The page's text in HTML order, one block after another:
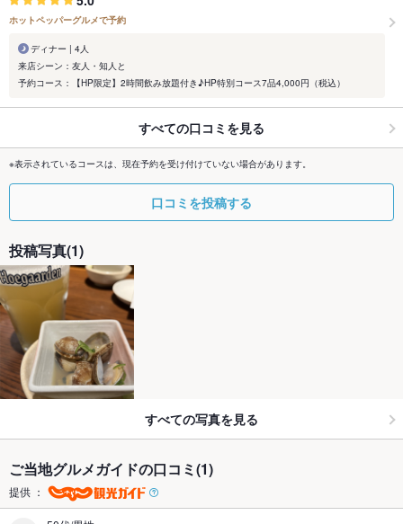
ホットペッパーグルメで予約
ディナー | 4人
来店シーン：友人・知人と
予約コース：【HP限定】2時間飲み放題付き♪HP特別コース7品4,000円（税込）
すべての口コミを見る
※表示されているコースは、現在予約を受け付けていない場合があります。
口コミを投稿する
投稿写真(1)
すべての写真を見る
ご当地グルメガイドの口コミ(1)
提供 ：